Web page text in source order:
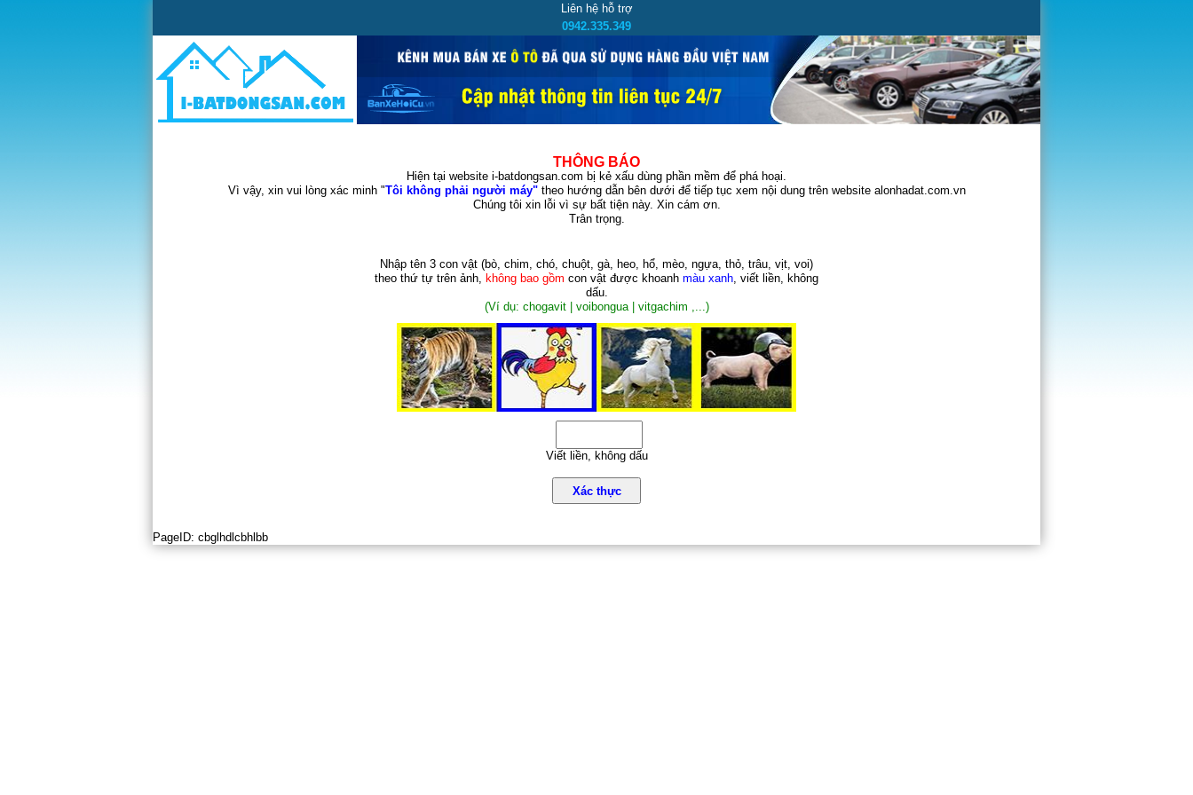
Liên hệ hỗ trợ
0942.335.349
THÔNG BÁO
Hiện tại website i-batdongsan.com bị kẻ xấu dùng phần mềm để phá hoại.
Vì vậy, xin vui lòng xác minh "Tôi không phải người máy"theo hướng dẫn bên dưới để tiếp tục xem nội dung trên website alonhadat.com.vn
Chúng tôi xin lỗi vì sự bất tiện này. Xin cám ơn.
Trân trọng.
Nhập tên 3 con vật (bò, chim, chó, chuột, gà, heo, hổ, mèo, ngựa, thỏ, trâu, vịt, voi)
theo thứ tự trên ảnh, không bao gồm con vật được khoanh màu xanh, viết liền, không
dấu.
(Ví dụ: chogavit | voibongua | vitgachim ,...)
Viết liền, không dấu
Xác thực
PageID: cbglhdlcbhlbb